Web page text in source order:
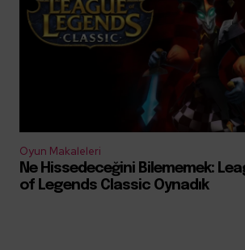
Oyun Makaleleri
Ne Hissedeceğini Bilememek:
of Legends Classic Oynadık